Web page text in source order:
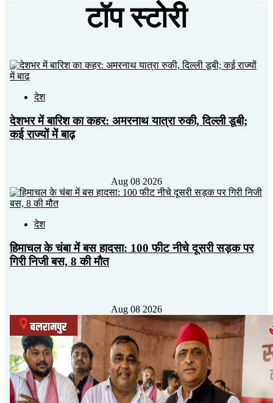
टॉप स्टोरी
देश
देशभर में बारिश का कहर: अमरनाथ यात्रा रुकी, दिल्ली डूबी;
कई राज्यों में बाढ़
Aug 08 2026
देश
हिमाचल के चंबा में बस हादसा: 100 फीट नीचे दूसरी सड़क पर
गिरी निजी बस, 8 की मौत
Aug 08 2026